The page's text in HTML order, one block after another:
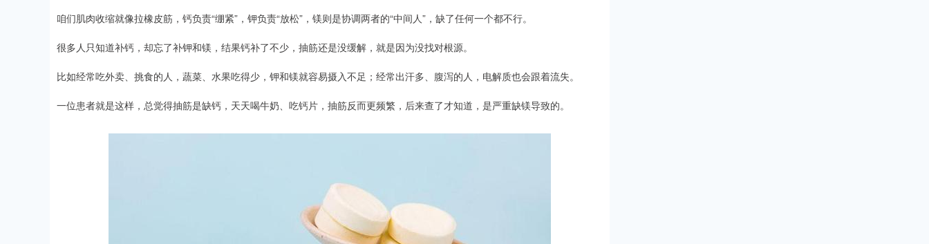
咱们肌肉收缩就像拉橡皮筋，钙负责“绷紧”，钾负责“放松”，镁则是协调两者的“中间人”，缺了任何一个都不行。
很多人只知道补钙，却忘了补钾和镁，结果钙补了不少，抽筋还是没缓解，就是因为没找对根源。
比如经常吃外卖、挑食的人，蔬菜、水果吃得少，钾和镁就容易摄入不足；经常出汗多、腹泻的人，电解质也会跟着流失。
一位患者就是这样，总觉得抽筋是缺钙，天天喝牛奶、吃钙片，抽筋反而更频繁，后来查了才知道，是严重缺镁导致的。